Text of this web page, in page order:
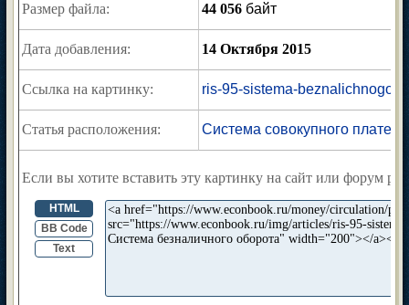
Размер файла: 44 056 байт
Дата добавления: 14 Октября 2015
Ссылка на картинку: ris-95-sistema-beznalichnogo-
Статья расположения: Система совокупного
Если вы хотите вставить эту картинку на сайт или форум
HTML
BB Code
Text